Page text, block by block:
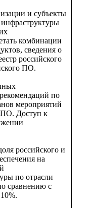
и субъекты
комбинации
сведения о
российского
ПО.
по
мероприятий
ПО. Доступ к
российского и
на
по отрасли
сравнению с